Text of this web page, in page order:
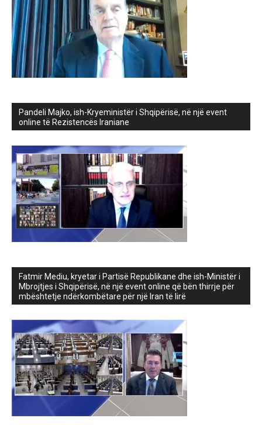
Pandeli Majko, ish-Kryeministër i Shqipërisë, në një event
online të Rezistencës Iraniane
Fatmir Mediu, kryetar i Partisë Republikane dhe ish-Ministër i
Mbrojtjes i Shqipërisë, në një event online që bën thirrje për
mbështetje ndërkombëtare për një Iran të lirë